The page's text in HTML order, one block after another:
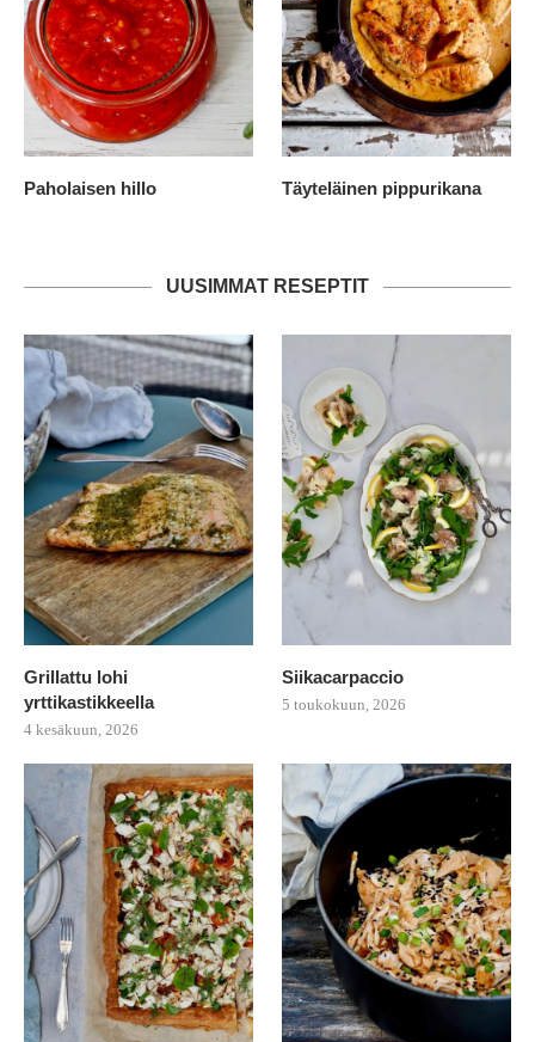
Paholaisen hillo Täyteläinen pippurikana
UUSIMMAT RESEPTIT
Grillattu lohi
yrttikastikkeella
4 kesäkuun, 2026
Siikacarpaccio
5 toukokuun, 2026